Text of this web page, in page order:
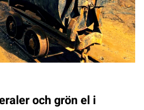
och grön el i